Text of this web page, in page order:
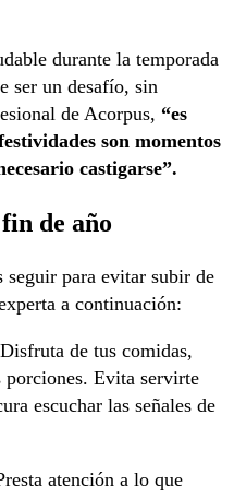
durante la temporada
ser un desafío, sin
de Acorpus, “es
son momentos
castigarse”.
de año
seguir para evitar subir de
a continuación:
Disfruta de tus comidas,
Evita servirte
escuchar las señales de
atención a lo que